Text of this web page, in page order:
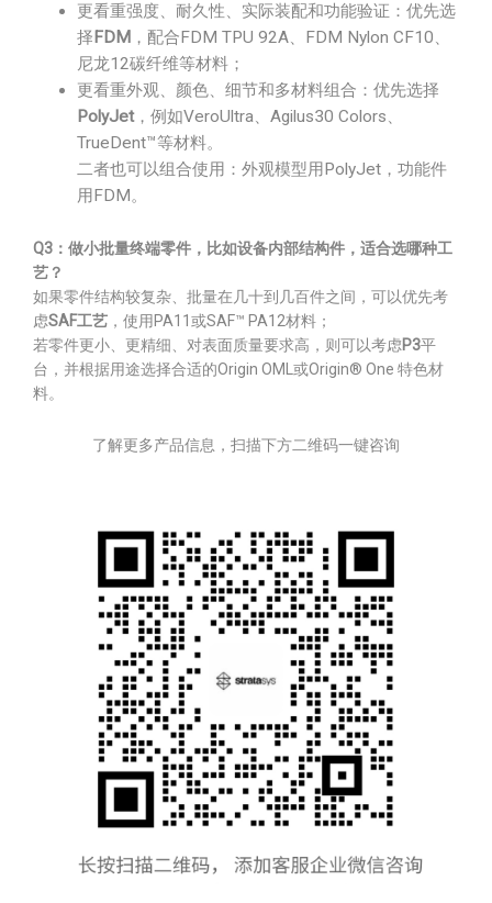
更看重强度、耐久性、实际装配和功能验证：优先选
择FDM ，配合FDM TPU 92A、FDM Nylon CF10、
尼龙12碳纤维等材料；
更看重外观、颜色、细节和多材料组合：优先选择
PolyJet，例如VeroUltra、Agilus30 Colors、
TrueDent™等材料。
二者也可以组合使用：外观模型用PolyJet，功能件
用FDM。
Q3：做小批量终端零件，比如设备内部结构件，适合选哪种工
艺？
如果零件结构较复杂、批量在几十到几百件之间，可以优先考
虑SAF工艺 ，使用PA11或SAF™ PA12材料；
若零件更小、更精细、对表面质量要求高，则可以考虑P3平
台，并根据用途选择合适的Origin OML或Origin® One 特色材
料。
了解更多产品信息，扫描下方二维码一键咨询